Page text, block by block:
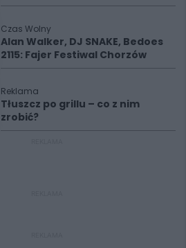
Czas Wolny
Alan Walker, DJ SNAKE, Bedoes
2115: Fajer Festiwal Chorzów
Reklama
Tłuszcz po grillu – co z nim
zrobić?